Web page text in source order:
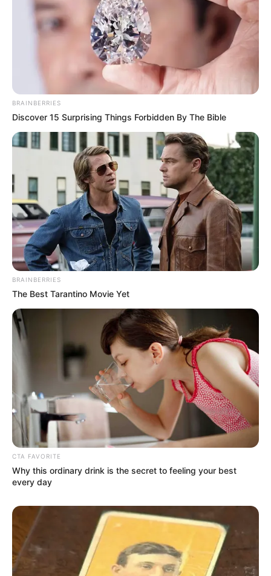
BRAINBERRIES
Discover 15 Surprising Things Forbidden By The Bible
BRAINBERRIES
The Best Tarantino Movie Yet
CTA FAVORITE
Why this ordinary drink is the secret to feeling your best
every day